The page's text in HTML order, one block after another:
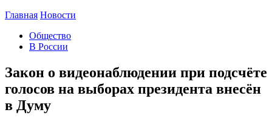
Главная Новости
Общество
В России
Закон о видеонаблюдении при подсчёте
голосов на выборах президента внесён
в Думу